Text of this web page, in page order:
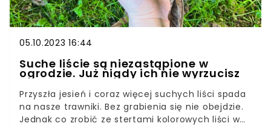
05.10.2023 16:44
Suche liście są niezastąpione w
ogrodzie. Już nigdy ich nie wyrzucisz
Przyszła jesień i coraz więcej suchych liści spada
na nasze trawniki. Bez grabienia się nie obejdzie.
Jednak co zrobić ze stertami kolorowych liści w